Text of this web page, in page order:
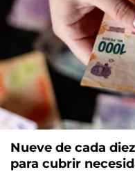
Nueve de cada
para cubrir